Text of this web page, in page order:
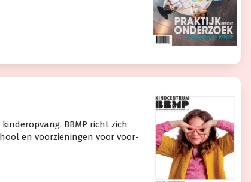
BBMP richt zich
en voorzieningen voor voor-